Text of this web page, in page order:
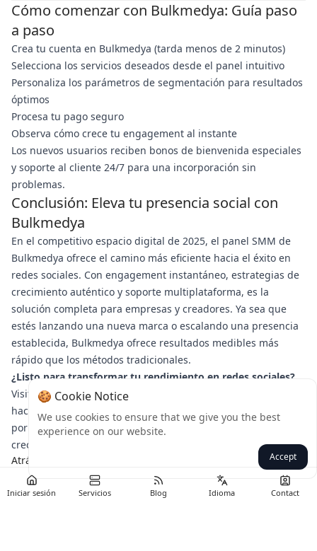
Iniciar sesión Servicios Blog Idioma Contact
Cómo comenzar con Bulkmedya: Guía paso
a paso
Crea tu cuenta en Bulkmedya (tarda menos de 2 minutos)
Selecciona los servicios deseados desde el panel intuitivo
Personaliza los parámetros de segmentación para resultados
óptimos
Procesa tu pago seguro
Observa cómo crece tu engagement al instante
Los nuevos usuarios reciben bonos de bienvenida especiales
y soporte al cliente 24/7 para una incorporación sin
problemas.
Conclusión: Eleva tu presencia social con
Bulkmedya
En el competitivo espacio digital de 2025, el panel SMM de
Bulkmedya ofrece el camino más eficiente hacia el éxito en
redes sociales. Con engagement instantáneo, estrategias de
crecimiento auténtico y soporte multiplataforma, es la
solución completa para empresas y creadores. Ya sea que
estés lanzando una nueva marca o escalando una presencia
establecida, Bulkmedya ofrece resultados medibles más
rápido que los métodos tradicionales.
¿Listo para transformar tu rendimiento en redes sociales?
Visita Bulkmedya hoy y experimenta la diferencia que puede
hacer un panel SMM premium. Aprovecha nuestras ofertas
por tiempo limitado para maximizar tu potencial de
crecimiento.
Atrás
🍪 Cookie Notice
We use cookies to ensure that we give you the best
experience on our website.
Accept